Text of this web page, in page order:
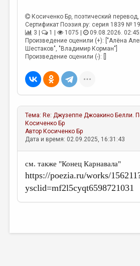
Косиченко Бр, поэтический
Сертификат Поэзия.ру: серия 1839 №
3 |
1 | 1075 |
09.08.2026.
Произведение оценили (+): ["Алёна
Шестаков", "Владимир Корман"]
Произведение оценили (-): []
Тема: Re: Джузеппе Джоакино Белли.
Косиченко Бр
Автор Косиченко Бр
Дата и время: 02.09.2025, 16:31:43
см. также "Конец Карнавала"
https://poezia.ru/works/
ysclid=mf2l5cyqt6598721031